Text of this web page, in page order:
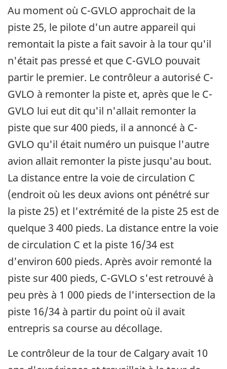
Au moment où C-GVLO approchait de la
piste 25, le pilote d'un autre appareil qui
remontait la piste a fait savoir à la tour qu'il
n'était pas pressé et que C-GVLO pouvait
partir le premier. Le contrôleur a autorisé C-
GVLO à remonter la piste et, après que le C-
GVLO lui eut dit qu'il n'allait remonter la
piste que sur 400 pieds, il a annoncé à C-
GVLO qu'il était numéro un puisque l'autre
avion allait remonter la piste jusqu'au bout.
La distance entre la voie de circulation C
(endroit où les deux avions ont pénétré sur
la piste 25) et l'extrémité de la piste 25 est de
quelque 3 400 pieds. La distance entre la voie
de circulation C et la piste 16/34 est
d'environ 600 pieds. Après avoir remonté la
piste sur 400 pieds, C-GVLO s'est retrouvé à
peu près à 1 000 pieds de l'intersection de la
piste 16/34 à partir du point où il avait
entrepris sa course au décollage.
Le contrôleur de la tour de Calgary avait 10